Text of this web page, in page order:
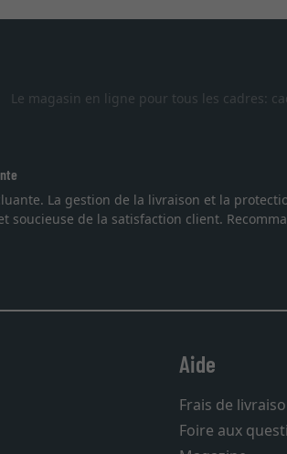
Le magasin en ligne pour tous les cadres:
La gestion de la livraison et la
de la satisfaction client.
Aide
Frais de
Foire aux